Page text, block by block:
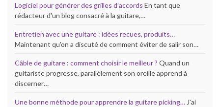
Logiciel pour générer des grilles d’accords En tant que
rédacteur d'un blog consacré à la guitare,…
Entretien avec une guitare : idées recues, produits…
Maintenant qu'on a discuté de comment éviter de salir son…
Câble de guitare : comment choisir le meilleur ? Quand un
guitariste progresse, parallèlement son oreille apprend à
discerner…
Une bonne méthode pour apprendre la guitare picking… J'ai